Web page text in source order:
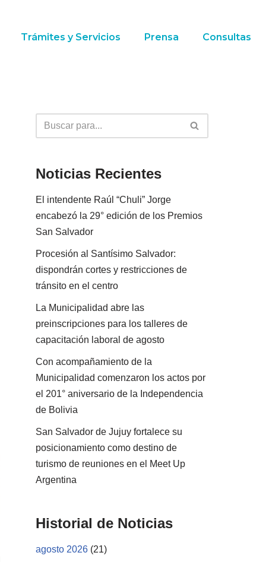
Trámites y Servicios Prensa Consultas
Noticias Recientes
El intendente Raúl “Chuli” Jorge
encabezó la 29° edición de los Premios
San Salvador
Procesión al Santísimo Salvador:
dispondrán cortes y restricciones de
tránsito en el centro
La Municipalidad abre las
preinscripciones para los talleres de
capacitación laboral de agosto
Con acompañamiento de la
Municipalidad comenzaron los actos por
el 201° aniversario de la Independencia
de Bolivia
San Salvador de Jujuy fortalece su
posicionamiento como destino de
turismo de reuniones en el Meet Up
Argentina
Historial de Noticias
agosto 2026 (21)